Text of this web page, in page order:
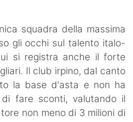
squadra della massima
gli occhi sul talento italo-
si registra anche il forte
Il club irpino, dal canto
la base d'asta e non ha
di fare sconti, valutando il
non meno di 3 milioni di